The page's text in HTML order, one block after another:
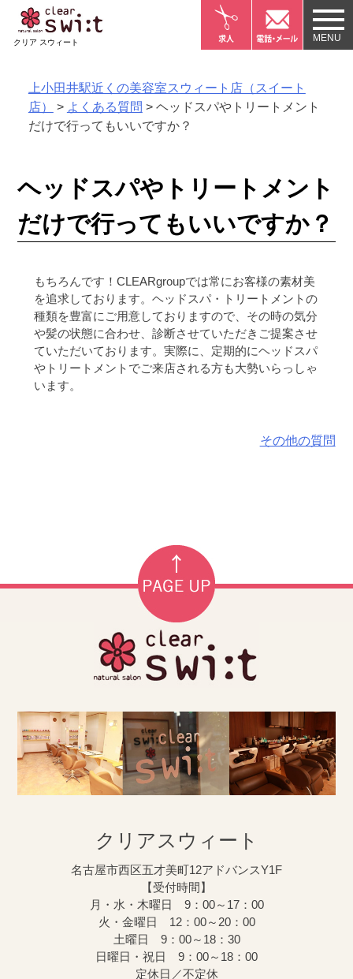
Skip
content
クリア スウィート
上小田井駅近くの美容室スウィート店（スイート
店）
> よくある質問 > ヘッドスパやトリートメント
だけで行ってもいいですか？
ヘッドスパやトリートメント
だけで行ってもいいですか？
もちろんです！CLEARgroupでは常にお客様の素材美
を追求しております。ヘッドスパ・トリートメントの
種類を豊富にご用意しておりますので、その時の気分
や髪の状態に合わせ、診断させていただきご提案させ
ていただいております。実際に、定期的にヘッドスパ
やトリートメントでご来店される方も大勢いらっしゃ
います。
その他の質問
クリアスウィート
名古屋市西区五才美町12アドバンスY1F
【受付時間】
月・水・木曜日 9：00～17：00
火・金曜日 12：00～20：00
土曜日 9：00～18：30
日曜日・祝日 9：00～18：00
定休日／不定休